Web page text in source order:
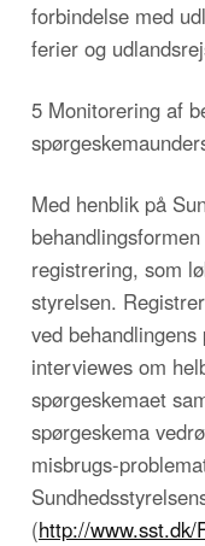
forbindelse med
ferier og
5 Monitorering af
Med henblik på
registrering, som
styrelsen.
ved
interviewes om
spørgeskemaet
spørgeskema
misbrugs-
(http://www.sst.dk/